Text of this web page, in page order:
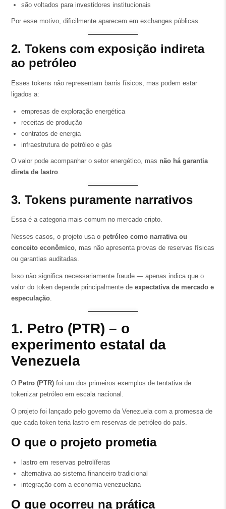
são voltados para investidores institucionais
Por esse motivo, dificilmente aparecem em exchanges públicas.
2. Tokens com exposição indireta
ao petróleo
Esses tokens não representam barris físicos, mas podem estar
ligados a:
empresas de exploração energética
receitas de produção
contratos de energia
infraestrutura de petróleo e gás
O valor pode acompanhar o setor energético, mas não há garantia
direta de lastro.
3. Tokens puramente narrativos
Essa é a categoria mais comum no mercado cripto.
Nesses casos, o projeto usa o petróleo como narrativa ou
conceito econômico, mas não apresenta provas de reservas físicas
ou garantias auditadas.
Isso não significa necessariamente fraude — apenas indica que o
valor do token depende principalmente de expectativa de mercado e
especulação.
1. Petro (PTR) – o
experimento estatal da
Venezuela
O Petro (PTR)foi um dos primeiros exemplos de tentativa de
tokenizar petróleo em escala nacional.
O projeto foi lançado pelo governo da Venezuela com a promessa de
que cada token teria lastro em reservas de petróleo do país.
O que o projeto prometia
lastro em reservas petrolíferas
alternativa ao sistema financeiro tradicional
integração com a economia venezuelana
O que ocorreu na prática